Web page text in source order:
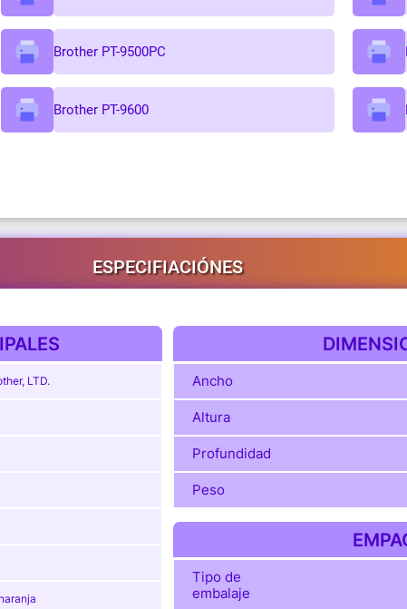
Brother PT-9500PC
Brother PT-9600
ESPECIFIACIÓNES
LTD. Ancho
Altura
Profundidad
Peso
Tipo de
embalaje